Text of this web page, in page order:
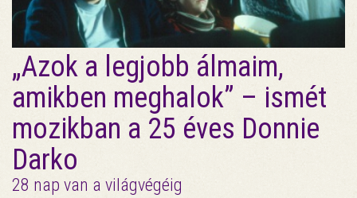
„Azok a legjobb álmaim,
amikben meghalok” – ismét
mozikban a 25 éves Donnie
Darko
28 nap van a világvégéig